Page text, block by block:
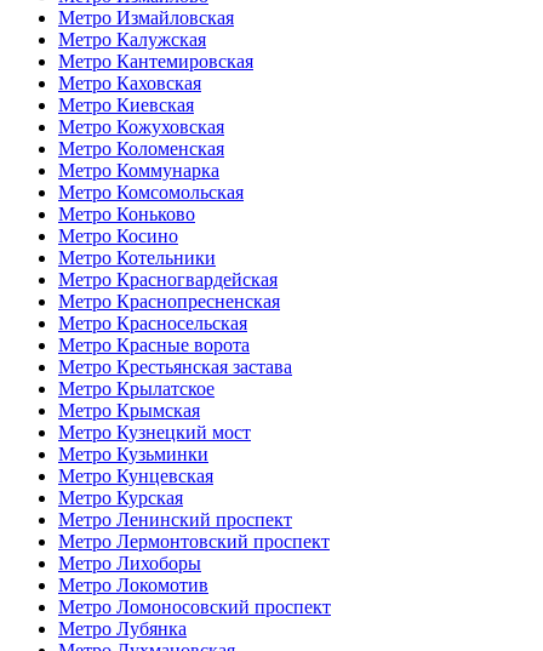
Метро Измайловская
Метро Калужская
Метро Кантемировская
Метро Каховская
Метро Киевская
Метро Кожуховская
Метро Коломенская
Метро Коммунарка
Метро Комсомольская
Метро Коньково
Метро Косино
Метро Котельники
Метро Красногвардейская
Метро Краснопресненская
Метро Красносельская
Метро Красные ворота
Метро Крестьянская застава
Метро Крылатское
Метро Крымская
Метро Кузнецкий мост
Метро Кузьминки
Метро Кунцевская
Метро Курская
Метро Ленинский проспект
Метро Лермонтовский проспект
Метро Лихоборы
Метро Локомотив
Метро Ломоносовский проспект
Метро Лубянка